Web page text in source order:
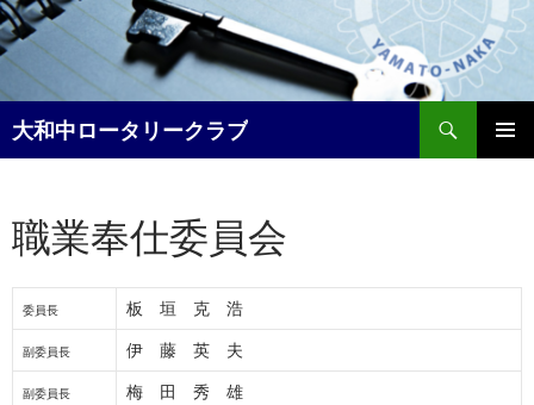
コ
ン
テ
ン
ツ
へ
ッ
大和中ロータリークラブ
検
索
職業奉仕委員会
委員長 板 垣 克 浩
副委員長 伊 藤 英 夫
副委員長 梅 田 秀 雄